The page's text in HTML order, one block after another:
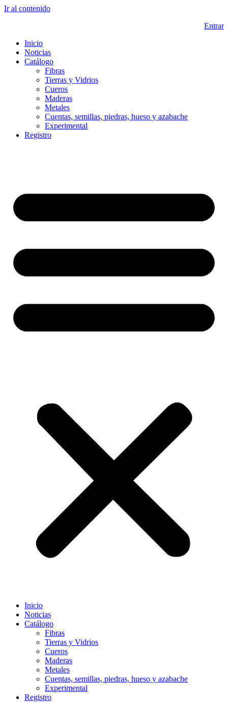
Ir al contenido
Entrar
Inicio
Noticias
Catálogo
Fibras
Tierras y Vidrios
Cueros
Maderas
Metales
Cuentas, semillas, piedras, hueso y azabache
Experimental
Registro
Inicio
Noticias
Catálogo
Fibras
Tierras y Vidrios
Cueros
Maderas
Metales
Cuentas, semillas, piedras, hueso y azabache
Experimental
Registro